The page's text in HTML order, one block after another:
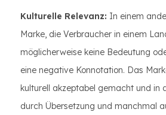
Kulturelle Relevanz: In einem
Marke, die Verbraucher in einem
möglicherweise keine Bedeutung
eine negative Konnotation. Das
kulturell akzeptabel gemacht und in
durch Übersetzung und manchmal